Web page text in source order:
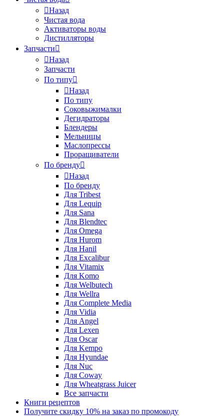
Назад
Чистая вода
Активаторы воды
Дистилляторы
Запчасти
Назад
Запчасти
По типу
Назад
По типу
Соковыжималки
Дегидраторы
Блендеры
Мельницы
Маслопрессы
Проращиватели
По бренду
Назад
По бренду
Для Tribest
Для Lequip
Для Sana
Для Blendtec
Для Omega
Для Hurom
Для Hanil
Для Excalibur
Для Vitamix
Для Komo
Для Welbutech
Для Wellra
Для Complete Media
Для Vidia
Для Angel
Для Lexen
Для Oscar
Для Kempo
Для Hyundae
Для Nuc
Для Coway
Для Wheatgrass Juicer
Все запчасти
Книги рецептов
Получите скидку 10% на заказ по промокоду